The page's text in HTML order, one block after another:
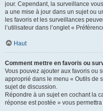
jour. Cependant, la surveillance
a une mise à jour dans un sujet ou
les favoris et les surveillances
l’utilisateur dans l’onglet «
Haut
Comment mettre en favoris ou
Vous pouvez ajouter aux favoris ou
approprié dans le menu « Outils de
sujet de discussion.
Répondre à un sujet en cochant la
réponse est postée » vous